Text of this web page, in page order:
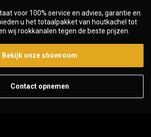
voor 100% service en advies, garantie en
u het totaalpakket van houtkachel tot
wij rookkanalen tegen de beste prijzen.
Bekijk onze showroom
Contact opnemen